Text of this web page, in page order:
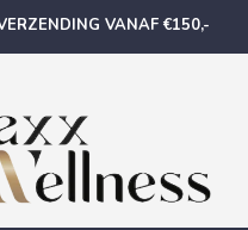
VANAF €150,-